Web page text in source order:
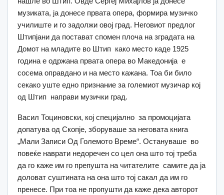
музиката, ја донесе првата опера, формира музичко
училиште и го задолжи овој град. Неговиот предлог
Штипјани да постават спомен плоча на зградата на
Домот на младите во Штип како место каде 1925
година е одржана првата опера во Македонија е
сосема оправдано и на место кажана. Тоа би било
секако уште едно признание за големиот музичар кој
од Штип направи музички град.
Васил Тоциновски, кој специјално за промоцијата
допатува од Скопје, зборуваше за неговата книга
„Мали Записи Од Големото Време“. Остануваше во
повеќе наврати недоречен со цел она што тој треба
да го каже им го препушта на читателите самите да ја
доловат суштината на она што тој сакал да им го
пренесе. При тоа не пропушти да каже дека авторот